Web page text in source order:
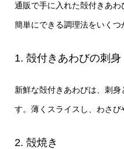
通販で手に入れた殻付きあわ
簡単にできる調理法をいくつ
1. 殻付きあわびの刺身
新鮮な殻付きあわびは、刺
す。薄くスライスし、わさび
2. 殻焼き